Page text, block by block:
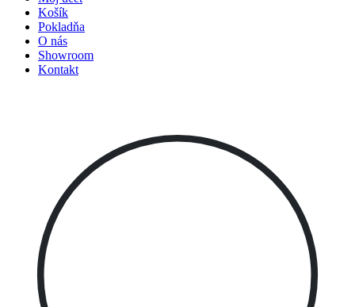
Košík
Pokladňa
O nás
Showroom
Kontakt